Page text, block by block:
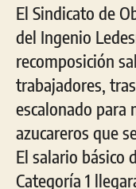
El Sindicato de
del Ingenio
recomposición
trabajadores,
escalonado para
azucareros que
El salario básico
Categoría 1